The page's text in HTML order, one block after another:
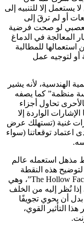
إلا للتنبيه إلى
أو لم ترقَ إلى
لو صحت فرضية
المعالجة في الدماغ
استعمالها للمطالبة
أو لتوجيه عمل
الهندسية، لأنه يشير
منظمة” كما يصفه
تحاول أجزاء
الواردة إلا
غنية (تستهلك عرض
اعتماد توقعاتنا (سواء
مذهل استعمله عالم
هذه النقطة
ويعرف باسم “وهم الوجه الأجوف The Hollow Face Illusion”، وهي
نُظر إليه من الخلف
بدل أن يحوي تجويفًا
التأثير القوي،